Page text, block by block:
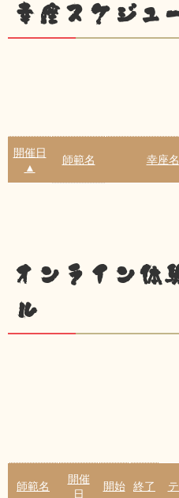
幸座スケジュ
開催日
▲
師範名 幸座名
オンライン体
ル
師範名
開催
日
開始 終了